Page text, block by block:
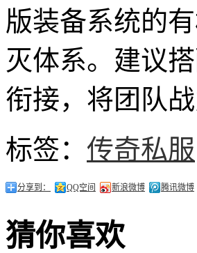
版装备系统的
灭体系。建议
衔接，将团队
标签： 传奇私服
分享到： QQ空间 新浪微博 腾讯微博
猜你喜欢